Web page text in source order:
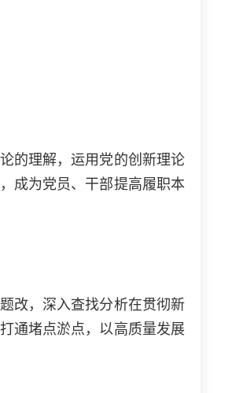
的理解，运用党的创新理论
成为党员、干部提高履职本
改，深入查找分析在贯彻新
通堵点淤点，以高质量发展